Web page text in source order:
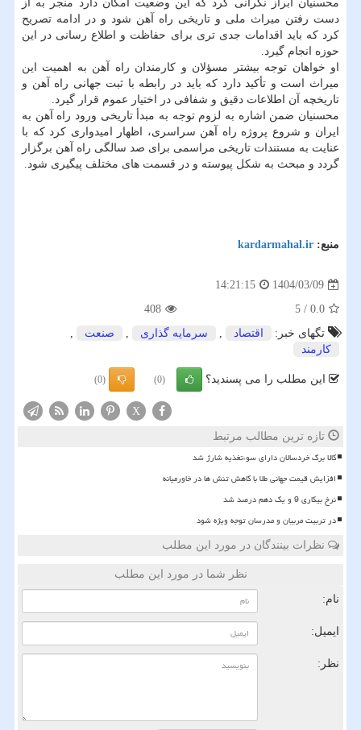
محسنیان ابراز نگرانی کرد که این وضعیت امکان دارد منجر به از
دست رفتن میراث ملی و تاریخی راه آهن شود و در ادامه تصریح
کرد که باید اقدامات جدی تری برای حفاظت و اطلاع رسانی در این
حوزه انجام گیرد.
او خواهان توجه بیشتر مسؤلان و کارمندان راه آهن به اهمیت این
میراث است و تأکید دارد که باید در رابطه با ثبت جهانی راه آهن و
تاریخچه آن اطلاعات دقیق و شفافی در اختیار عموم قرار گیرد.
محسنیان ضمن اشاره به لزوم توجه به مبدأ تاریخی ورود راه آهن به
ایران و شروع پروژه راه آهن سراسری، اظهار امیدواری کرد که با
عنایت به مستندات تاریخی مراسمی برای صد سالگی راه آهن برگزار
گردد و مبحث به شکل پیوسته و در قسمت های مختلف پیگیری شود.
منبع: kardarmahal.ir
1404/03/09
14:21:15
0.0
/
5
408
تگهای خبر:
اقتصاد , سرمایه گذاری , صنعت
,
كارمند
این مطلب را می پسندید؟ (0)
(0)
X
تازه ترین مطالب مرتبط
کالا برگ خردسالان دارای سوءتغذیه شارژ شد
افزایش قیمت جهانی طلا با کاهش تنش ها در خاورمیانه
نرخ بیکاری 9 و یک دهم درصد شد
در تربیت مربیان و مدرسان توجه ویژه شود
نظرات بینندگان در مورد این مطلب
نظر شما در مورد این مطلب
نام:
ایمیل:
نظر: